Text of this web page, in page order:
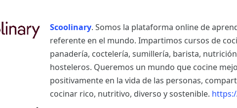
Scoolinary. Somos la plataforma online de
referente en el mundo. Impartimos cursos de
panadería, coctelería, sumillería, barista,
hosteleros. Queremos un mundo que cocine
positivamente en la vida de las personas,
cocinar rico, nutritivo, diverso y sostenible.